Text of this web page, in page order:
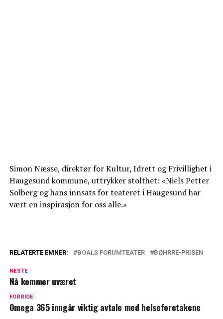
Simon Næsse, direktør for Kultur, Idrett og Frivillighet i
Haugesund kommune, uttrykker stolthet: «Niels Petter
Solberg og hans innsats for teateret i Haugesund har
vært en inspirasjon for oss alle.»
RELATERTE EMNER: BOALS FORUMTEATER BØHRRE-PRISEN
NESTE
Nå kommer uværet
FORRIGE
Omega 365 inngår viktig avtale med helseforetakene